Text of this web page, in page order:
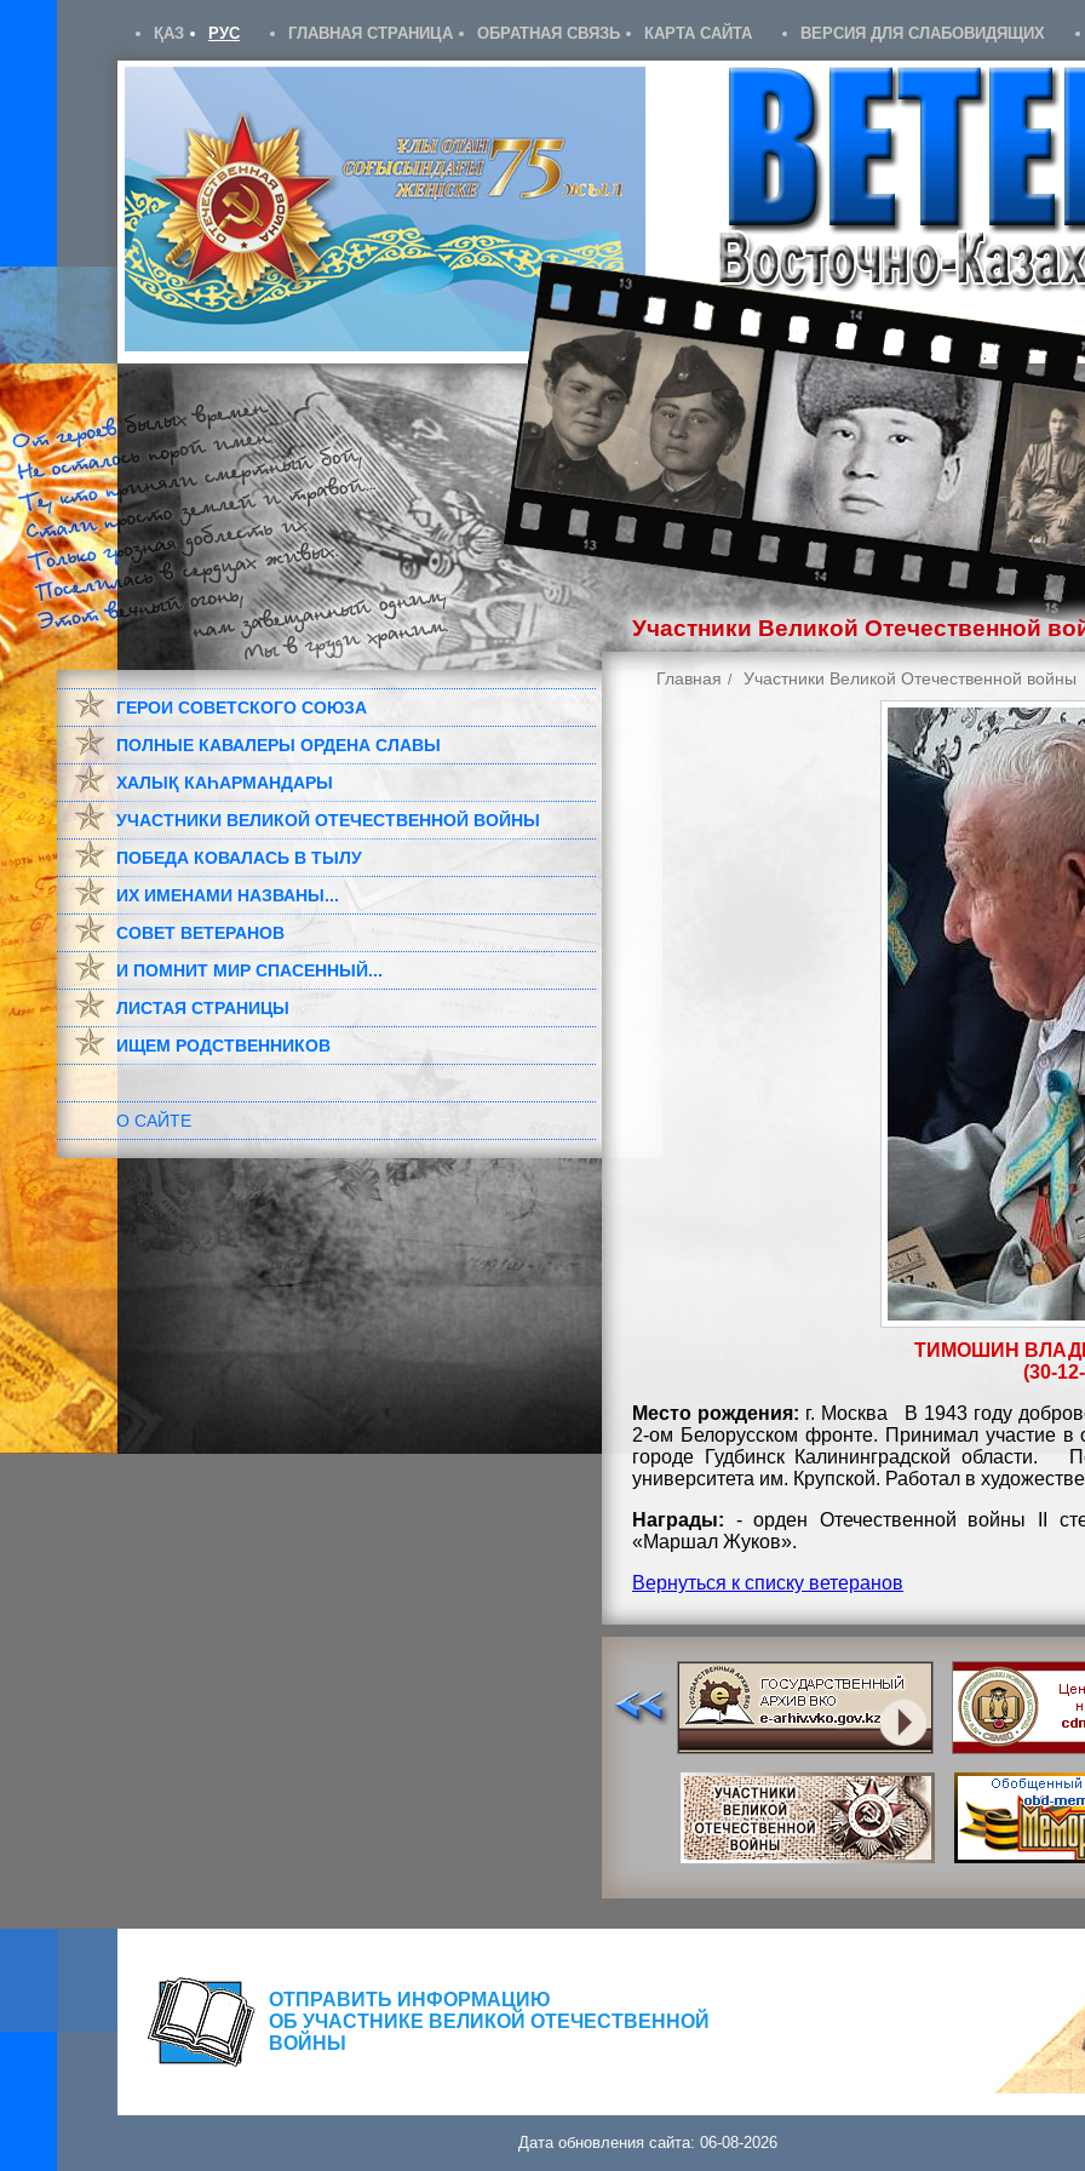
ҚАЗ РУС ГЛАВНАЯ СТРАНИЦА ОБРАТНАЯ СВЯЗЬ КАРТА САЙТА ВЕРСИЯ ДЛЯ СЛАБОВИДЯЩИХ
Участники Великой Отечественной
ГЕРОИ СОВЕТСКОГО СОЮЗА
ПОЛНЫЕ КАВАЛЕРЫ ОРДЕНА СЛАВЫ
ХАЛЫҚ КАҺАРМАНДАРЫ
УЧАСТНИКИ ВЕЛИКОЙ ОТЕЧЕСТВЕННОЙ ВОЙНЫ
ПОБЕДА КОВАЛАСЬ В ТЫЛУ
ИХ ИМЕНАМИ НАЗВАНЫ...
СОВЕТ ВЕТЕРАНОВ
И ПОМНИТ МИР СПАСЕННЫЙ...
ЛИСТАЯ СТРАНИЦЫ
ИЩЕМ РОДСТВЕННИКОВ
О САЙТЕ
Главная Участники Великой Отечественной войны
ТИМОШИН
(30-
Место рождения: г. Москва
В 1943 году
2-ом Белорусском фронте. Принимал участие в
городе Гудбинск Калининградской области.
университета им. Крупской. Работал в
Награды: - орден Отечественной войны II
«Маршал Жуков».
Вернуться к списку ветеранов
ОТПРАВИТЬ ИНФОРМАЦИЮ
ОБ УЧАСТНИКЕ ВЕЛИКОЙ ОТЕЧЕСТВЕННОЙ
ВОЙНЫ
Дата обновления сайта: 06-08-2026